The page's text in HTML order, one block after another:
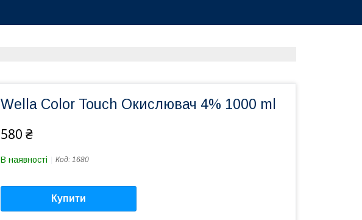
Wella Color Touch Окислювач 4% 1000 ml
580 ₴
В наявності Код: 1680
Купити